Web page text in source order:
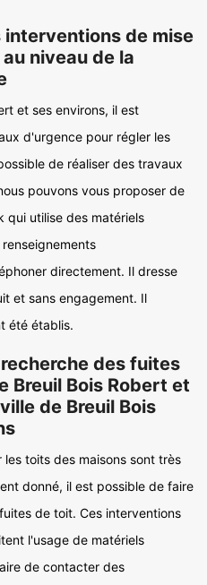
de mise
niveau de la
et ses environs, il est
d'urgence pour régler les
de réaliser des travaux
pouvons vous proposer de
qui utilise des matériels
directement. Il dresse
et sans engagement. Il
été établis.
des fuites
Breuil Bois Robert et
de Breuil Bois
toits des maisons sont très
donné, il est possible de faire
de toit. Ces interventions
l'usage de matériels
de contacter des